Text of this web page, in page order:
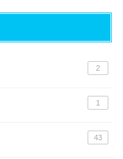
2
1
43